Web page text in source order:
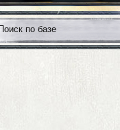
Нечестивость